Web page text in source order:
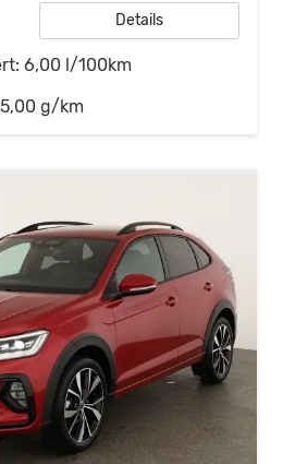
Details
6,00 l/100km
g/km